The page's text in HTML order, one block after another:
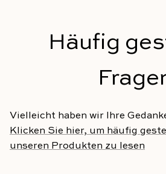
Häufig
Vielleicht haben wir Ihre
Klicken Sie hier, um häufig
unseren Produkten zu lesen